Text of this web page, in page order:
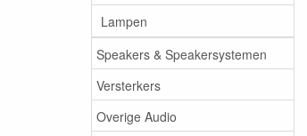
Lampen
Speakers & Speakersystemen
Versterkers
Overige Audio